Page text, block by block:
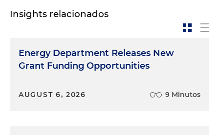
Insights relacionados
Energy Department Releases New
Grant Funding Opportunities
AUGUST 6, 2026 9 Minutos